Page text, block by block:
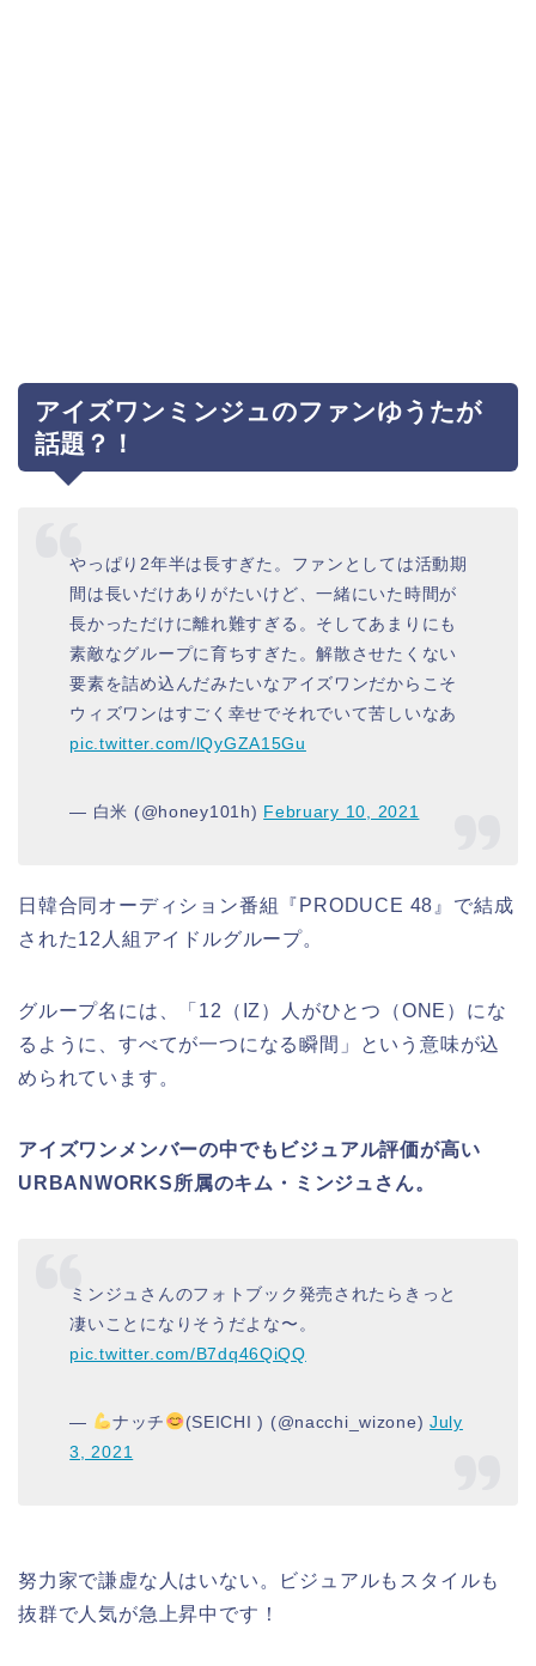
アイズワンミンジュのファンゆうたが
話題？！
やっぱり2年半は長すぎた。ファンとしては活動期
間は長いだけありがたいけど、一緒にいた時間が
長かっただけに離れ難すぎる。そしてあまりにも
素敵なグループに育ちすぎた。解散させたくない
要素を詰め込んだみたいなアイズワンだからこそ
ウィズワンはすごく幸せでそれでいて苦しいなあ
pic.twitter.com/lQyGZA15Gu
— 白米 (@honey101h) February 10, 2021
日韓合同オーディション番組『PRODUCE 48』で結成
された12人組アイドルグループ。
グループ名には、「12（IZ）人がひとつ（ONE）にな
るように、すべてが一つになる瞬間」という意味が込
められています。
アイズワンメンバーの中でもビジュアル評価が高い
URBANWORKS所属のキム・ミンジュさん。
ミンジュさんのフォトブック発売されたらきっと
凄いことになりそうだよな〜。
pic.twitter.com/B7dq46QiQQ
— ナッチ (SEICHI ) (@nacchi_wizone)July
3, 2021
努力家で謙虚な人はいない。ビジュアルもスタイルも
抜群で人気が急上昇中です！